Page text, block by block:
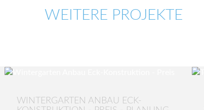
WEITERE PROJEKTE
WINTERGARTEN ANBAU ECK-